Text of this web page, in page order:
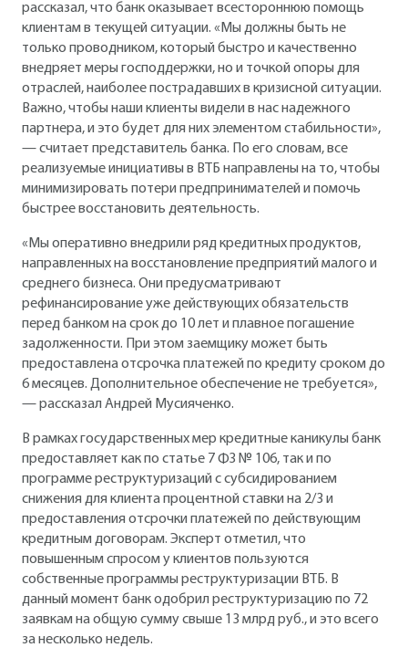
рассказал, что банк оказывает всестороннюю помощь
клиентам в текущей ситуации. «Мы должны быть не
только проводником, который быстро и качественно
внедряет меры господдержки, но и точкой опоры для
отраслей, наиболее пострадавших в кризисной ситуации.
Важно, чтобы наши клиенты видели в нас надежного
партнера, и это будет для них элементом стабильности»,
— считает представитель банка. По его словам, все
реализуемые инициативы в ВТБ направлены на то, чтобы
минимизировать потери предпринимателей и помочь
быстрее восстановить деятельность.
«Мы оперативно внедрили ряд кредитных продуктов,
направленных на восстановление предприятий малого и
среднего бизнеса. Они предусматривают
рефинансирование уже действующих обязательств
перед банком на срок до 10 лет и плавное погашение
задолженности. При этом заемщику может быть
предоставлена отсрочка платежей по кредиту сроком до
6 месяцев. Дополнительное обеспечение не требуется»,
— рассказал Андрей Мусияченко.
В рамках государственных мер кредитные каникулы банк
предоставляет как по статье 7 ФЗ № 106, так и по
программе реструктуризаций с субсидированием
снижения для клиента процентной ставки на 2/3 и
предоставления отсрочки платежей по действующим
кредитным договорам. Эксперт отметил, что
повышенным спросом у клиентов пользуются
собственные программы реструктуризации ВТБ. В
данный момент банк одобрил реструктуризацию по 72
заявкам на общую сумму свыше 13 млрд руб., и это всего
за несколько недель.